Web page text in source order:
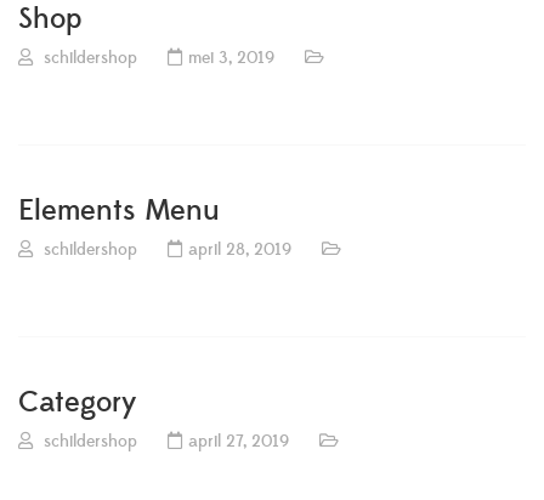
Shop
schildershop mei 3, 2019
Elements Menu
schildershop april 28, 2019
Category
schildershop april 27, 2019